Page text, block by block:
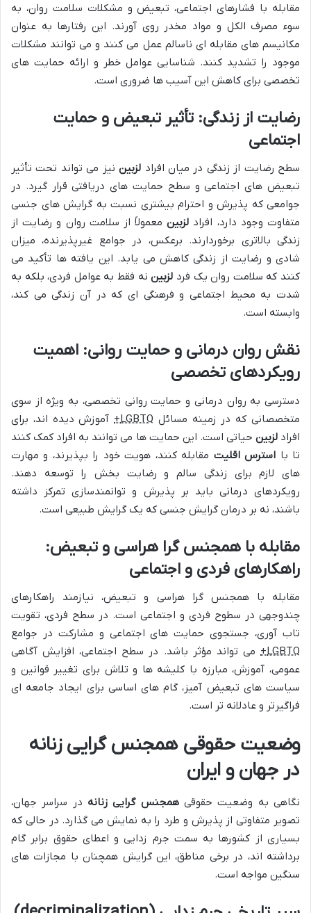
مقابله با فشارهای اجتماعی، تبعیض و مشکلات سلامت روان، به
سوء مصرف الکل و مواد مخدر روی آورند. این رفتارها به عنوان
مکانیسم های مقابله ای ناسالم عمل می کنند و می توانند مشکلات
موجود را تشدید کنند. شناسایی عوامل خطر و ارائه حمایت های
تخصصی برای کاهش این آسیب ها ضروری است.
رضایت از زندگی: تأثیر تبعیض و حمایت
اجتماعی
سطح رضایت از زندگی در میان افراد لزبیننیز می تواند تحت تأثیر
تبعیض های اجتماعی و سطح حمایت های دریافتی قرار گیرد. در
جوامعی که پذیرش و احترام بیشتری نسبت به گرایش های جنسی
متفاوت وجود دارد، افراد لزبینمعمولاً از سلامت روان و رضایت از
زندگی بالاتری برخوردارند. برعکس، در جوامع غیرپذیرنده، میزان
شادی و رضایت از زندگی کاهش می یابد. این یافته ها تأکید می
کنند که سلامت روان یک فرد لزبیننه فقط به عوامل فردی، بلکه به
شدت به محیط اجتماعی و فرهنگی ای که در آن زندگی می کند،
وابسته است.
نقش روان درمانی و حمایت روانی: اهمیت
رویکردهای تخصصی
دسترسی به روان درمانی و حمایت روانی تخصصی، به ویژه از سوی
متخصصانی که در زمینه مسائل LGBTQ+ آموزش دیده اند، برای
افرادلزبین حیاتی است. این حمایت ها می توانند به افراد کمک کنند
تا با استرس اقلیت مقابله کنند، هویت خود را بپذیرند، و مهارت
های لازم برای زندگی سالم و رضایت بخش را توسعه دهند.
رویکردهای درمانی باید بر پذیرش و توانمندسازی تمرکز داشته
باشند، نه بر درمان گرایش جنسی که یک گرایش طبیعی است.
مقابله با همجنس گرا هراسی و تبعیض:
راهکارهای فردی و اجتماعی
مقابله با همجنس گرا هراسی و تبعیض، نیازمند راهکارهای
چندوجهی در سطوح فردی و اجتماعی است. در سطح فردی، تقویت
تاب آوری، جستجوی حمایت های اجتماعی و مشارکت در جوامع
LGBTQ+
می تواند مؤثر باشد. در سطح اجتماعی، افزایش آگاهی
عمومی، آموزش، مبارزه با کلیشه ها و تلاش برای تغییر قوانین و
سیاست های تبعیض آمیز، گام های اساسی برای ایجاد جامعه ای
فراگیرتر و عادلانه تر است.
وضعیت حقوقی همجنس گرایی زنانه
در جهان و ایران
نگاهی به وضعیت حقوقیهمجنس گرایی زنانه در سراسر جهان،
تصویر متفاوتی از پذیرش و طرد را به نمایش می گذارد. در حالی که
بسیاری از کشورها به سمت جرم زدایی و اعطای حقوق برابر گام
برداشته اند، در برخی مناطق، این گرایش همچنان با مجازات های
سنگین مواجه است.